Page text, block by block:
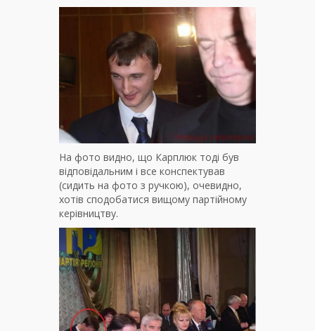
На фото видно, що Карплюк тоді був
відповідальним і все конспектував
(сидить на фото з ручкою), очевидно,
хотів сподобатися вищому партійному
керівництву.